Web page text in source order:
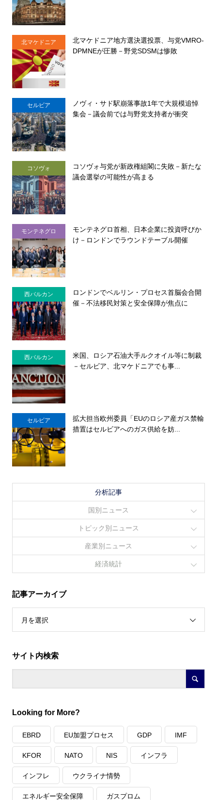
北マケドニア
北マケドニア地方選決選投票、与党VMRO-
DPMNEが圧勝－野党SDSMは惨敗
セルビア
ノヴィ・サド駅崩落事故1年で大規模追悼
集会－議会前では与野党支持者が衝突
コソヴォ
コソヴォ与党が新政権組閣に失敗－新たな
議会選挙の可能性が高まる
モンテネグロ
モンテネグロ首相、日本企業に投資呼びか
け－ロンドンでラウンドテーブル開催
西バルカン
ロンドンでベルリン・プロセス首脳会合開
催－不法移民対策と安全保障が焦点に
西バルカン
米国、ロシア石油大手ルクオイル等に制裁
－セルビア、北マケドニアでも事...
セルビア
拡大担当欧州委員「EUのロシア産ガス禁輸
措置はセルビアへのガス供給を妨...
分析記事
国別ニュース
トピック別ニュース
産業別ニュース
経済統計
記事アーカイブ
月を選択
サイト内検索
Looking for More?
EBRD EU加盟プロセス GDP IMF
KFOR NATO NIS インフラ
インフレ ウクライナ情勢
エネルギー安全保障 ガスプロム